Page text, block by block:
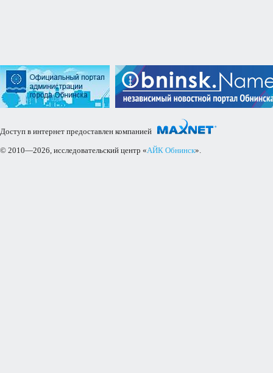
Доступ в интернет предоставлен компанией
© 2010—2026, исследовательский центр «АЙК Обнинск».